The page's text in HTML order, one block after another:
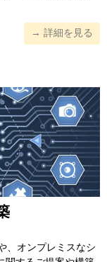
→ 詳細を見る
、オンプレミスなシ